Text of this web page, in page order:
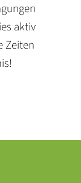
aktiv
Zeiten